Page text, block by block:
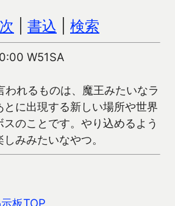
次 書込 検索
W51SA
われるものは、魔王みたいなラ
とに出現する新しい場所や世界
のことです。やり込めるよう
みみたいなやつ。
板TOP